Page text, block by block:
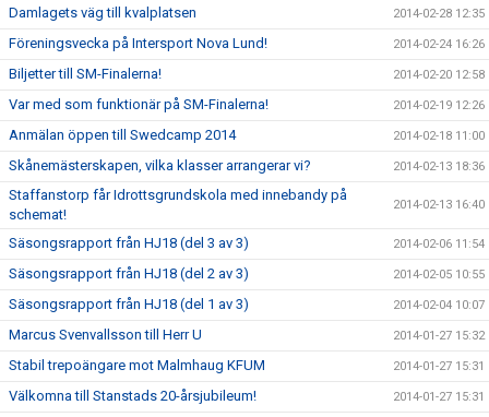
Damlagets väg till kvalplatsen 2014-02-28 12:35
Föreningsvecka på Intersport Nova Lund! 2014-02-24 16:26
Biljetter till SM-Finalerna! 2014-02-20 12:58
Var med som funktionär på SM-Finalerna! 2014-02-19 12:26
Anmälan öppen till Swedcamp 2014 2014-02-18 11:00
Skånemästerskapen, vilka klasser arrangerar vi? 2014-02-13 18:36
Staffanstorp får Idrottsgrundskola med innebandy på
schemat!
2014-02-13 16:40
Säsongsrapport från HJ18 (del 3 av 3) 2014-02-06 11:54
Säsongsrapport från HJ18 (del 2 av 3) 2014-02-05 10:55
Säsongsrapport från HJ18 (del 1 av 3) 2014-02-04 10:07
Marcus Svenvallsson till Herr U 2014-01-27 15:32
Stabil trepoängare mot Malmhaug KFUM 2014-01-27 15:31
Välkomna till Stanstads 20-årsjubileum! 2014-01-27 15:31